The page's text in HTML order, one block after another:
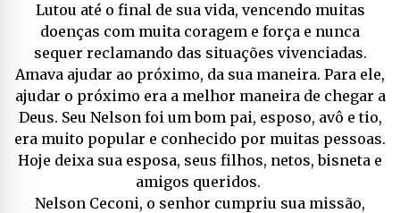
Lutou até o final de sua vida, vencendo muitas
doenças com muita coragem e força e nunca
sequer reclamando das situações vivenciadas.
Amava ajudar ao próximo, da sua maneira. Para ele,
ajudar o próximo era a melhor maneira de chegar a
Deus. Seu Nelson foi um bom pai, esposo, avô e tio,
era muito popular e conhecido por muitas pessoas.
Hoje deixa sua esposa, seus filhos, netos, bisneta e
amigos queridos.
Nelson Ceconi, o senhor cumpriu sua missão,